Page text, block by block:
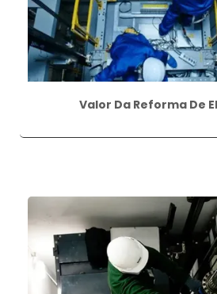
Valor Da Reforma De